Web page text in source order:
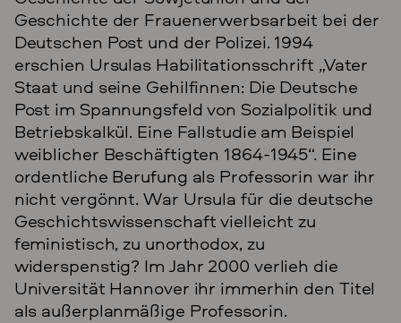
Geschichte der Frauenerwerbsarbeit bei der
Deutschen Post und der Polizei. 1994
erschien Ursulas Habilitationsschrift „Vater
Staat und seine Gehilfinnen: Die Deutsche
Post im Spannungsfeld von Sozialpolitik und
Betriebskalkül. Eine Fallstudie am Beispiel
weiblicher Beschäftigten 1864-1945“. Eine
ordentliche Berufung als Professorin war ihr
nicht vergönnt. War Ursula für die deutsche
Geschichtswissenschaft vielleicht zu
feministisch, zu unorthodox, zu
widerspenstig? Im Jahr 2000 verlieh die
Universität Hannover ihr immerhin den Titel
als außerplanmäßige Professorin.